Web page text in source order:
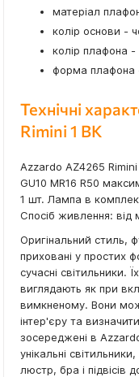
матеріал
колір основи -
колір плафона -
форма плафона
Технічні
Rimini 1 BK
Azzardo AZ4265
GU10 MR16 R50
1 шт. Лампа в
Спосіб живлення: від
Оригінальний стиль,
приховані у простих
сучасні світильники.
виглядають як при
вимкненому. Вони
інтер'єру та
зосереджені в
унікальні
люстр, бра і підвісів